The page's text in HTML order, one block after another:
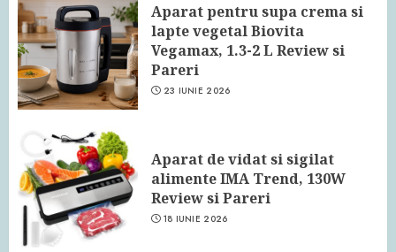
Aparat pentru supa crema si
lapte vegetal Biovita
Vegamax, 1.3-2 L Review si
Pareri
23 IUNIE 2026
Aparat de vidat si sigilat
alimente IMA Trend, 130W
Review si Pareri
18 IUNIE 2026